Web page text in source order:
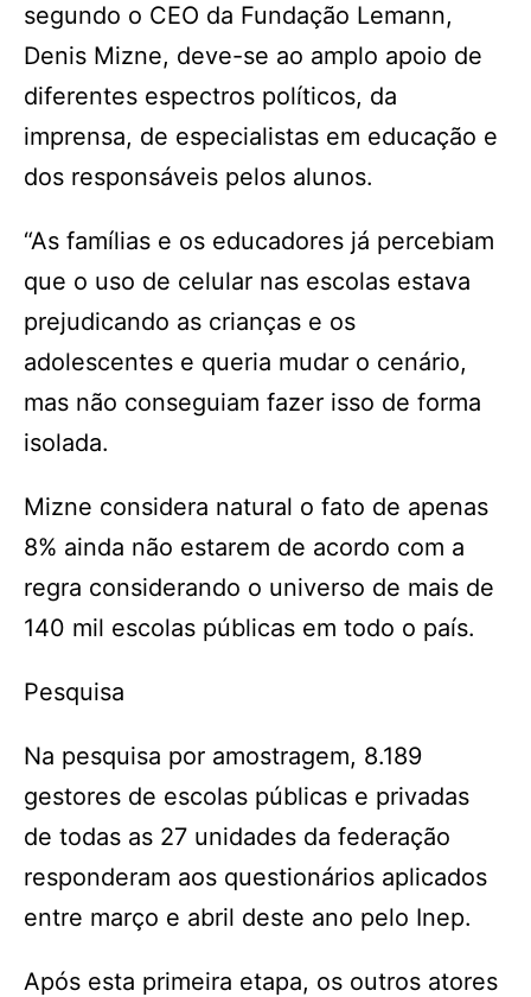
segundo o CEO da Fundação Lemann,
Denis Mizne, deve-se ao amplo apoio de
diferentes espectros políticos, da
imprensa, de especialistas em educação e
dos responsáveis pelos alunos.
“As famílias e os educadores já percebiam
que o uso de celular nas escolas estava
prejudicando as crianças e os
adolescentes e queria mudar o cenário,
mas não conseguiam fazer isso de forma
isolada.
Mizne considera natural o fato de apenas
8% ainda não estarem de acordo com a
regra considerando o universo de mais de
140 mil escolas públicas em todo o país.
Pesquisa
Na pesquisa por amostragem, 8.189
gestores de escolas públicas e privadas
de todas as 27 unidades da federação
responderam aos questionários aplicados
entre março e abril deste ano pelo Inep.
Após esta primeira etapa, os outros atores